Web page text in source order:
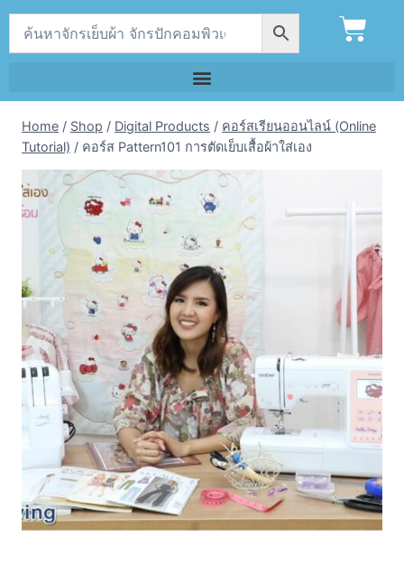
Home / Shop / Digital Products / คอร์สเรียนออนไลน์ (Online
Tutorial) / คอร์ส Pattern101 การตัดเย็บเสื้อผ้าใส่เอง